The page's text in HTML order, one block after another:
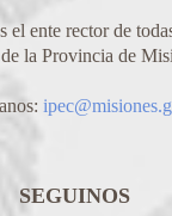
el ente rector de
la Provincia de
SEGUINOS